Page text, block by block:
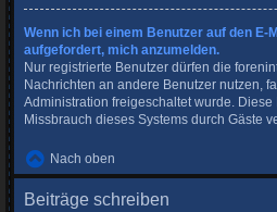
Wenn ich bei einem Benutzer auf den E-
aufgefordert, mich anzumelden.
Nur registrierte Benutzer dürfen die
Nachrichten an andere Benutzer nutzen,
Administration freigeschaltet wurde.
Missbrauch dieses Systems durch Gäste
Nach oben
Beiträge schreiben